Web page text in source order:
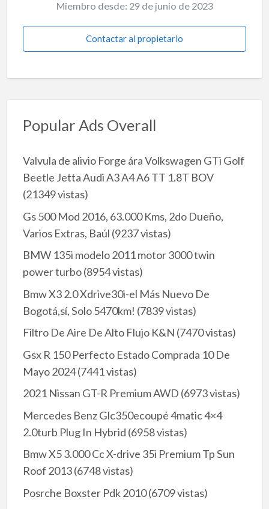
Miembro desde: 29 de junio de 2023
Contactar al propietario
Popular Ads Overall
Valvula de alivio Forge ára Volkswagen GTi Golf
Beetle Jetta Audi A3 A4 A6 TT 1.8T BOV
(21349 vistas)
Gs 500 Mod 2016, 63.000 Kms, 2do Dueño,
Varios Extras, Baúl (9237 vistas)
BMW 135i modelo 2011 motor 3000 twin
power turbo(8954 vistas)
Bmw X3 2.0 Xdrive30i-el Más Nuevo De
Bogotá,sí, Solo 5470km! (7839 vistas)
Filtro De Aire De Alto Flujo K&N (7470 vistas)
Gsx R 150 Perfecto Estado Comprada 10 De
Mayo 2024(7441 vistas)
2021 Nissan GT-R Premium AWD (6973 vistas)
Mercedes Benz Glc350ecoupé 4matic 4×4
2.0turb Plug In Hybrid (6958 vistas)
Bmw X5 3.000 Cc X-drive 35i Premium Tp Sun
Roof 2013(6748 vistas)
Posrche Boxster Pdk 2010(6709 vistas)